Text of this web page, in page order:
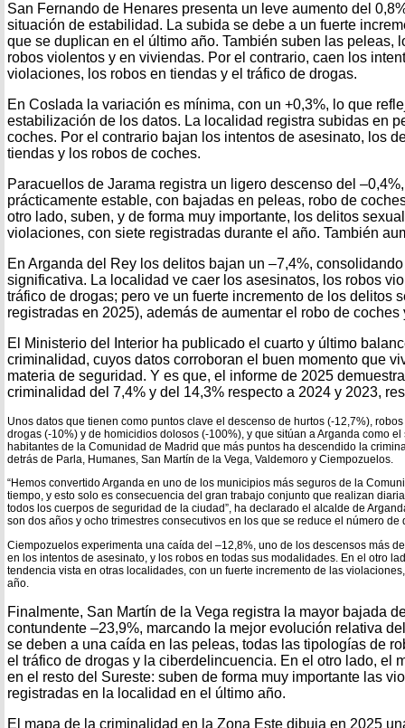
San Fernando de Henares presenta un leve aumento del
situación de estabilidad. La subida se debe a un fuerte
que se duplican en el último año. También suben las peleas,
robos violentos y en viviendas. Por el contrario, caen los
violaciones, los robos en tiendas y el tráfico de drogas.
En Coslada la variación es mínima, con un +0,3%, lo que
estabilización de los datos. La localidad registra subidas en
coches. Por el contrario bajan los intentos de asesinato, los
tiendas y los robos de coches.
Paracuellos de Jarama registra un ligero descenso del
prácticamente estable, con bajadas en peleas, robo de
otro lado, suben, y de forma muy importante, los delitos
violaciones, con siete registradas durante el año. También
En Arganda del Rey los delitos bajan un –7,4%,
significativa. La localidad ve caer los asesinatos, los robos
tráfico de drogas; pero ve un fuerte incremento de los delitos
registradas en 2025), además de aumentar el robo de coches
El Ministerio del Interior ha publicado el cuarto y último
criminalidad, cuyos datos corroboran el buen momento que
materia de seguridad. Y es que, el informe de 2025
criminalidad del 7,4% y del 14,3% respecto a 2024 y 2023,
Unos datos que tienen como puntos clave el descenso de hurtos (-12,7%),
drogas (-10%) y de homicidios dolosos (-100%), y que sitúan a Arganda como
habitantes de la Comunidad de Madrid que más puntos ha descendido la
detrás de Parla, Humanes, San Martín de la Vega, Valdemoro y Ciempozuelos.
“Hemos convertido Arganda en uno de los municipios más seguros de la
tiempo, y esto solo es consecuencia del gran trabajo conjunto que realizan
todos los cuerpos de seguridad de la ciudad”, ha declarado el alcalde de
son dos años y ocho trimestres consecutivos en los que se reduce el número de
Ciempozuelos experimenta una caída del –12,8%, uno de los descensos más
en los intentos de asesinato, y los robos en todas sus modalidades. En el otro
tendencia vista en otras localidades, con un fuerte incremento de las
año.
Finalmente, San Martín de la Vega registra la mayor bajada
contundente –23,9%, marcando la mejor evolución relativa
se deben a una caída en las peleas, todas las tipologías de
el tráfico de drogas y la ciberdelincuencia. En el otro lado, el
en el resto del Sureste: suben de forma muy importante las
registradas en la localidad en el último año.
El mapa de la criminalidad en la Zona Este dibuja en 2025